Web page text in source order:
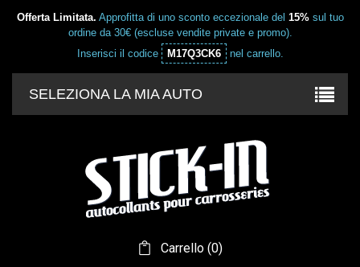
Offerta Limitata. Approfitta di uno sconto eccezionale del 15%sul tuo
ordine da 30€ (escluse vendite private e promo).
Inserisci il codice
M17Q3CK6 nel carrello.
SELEZIONA LA MIA AUTO
Carrello (0)